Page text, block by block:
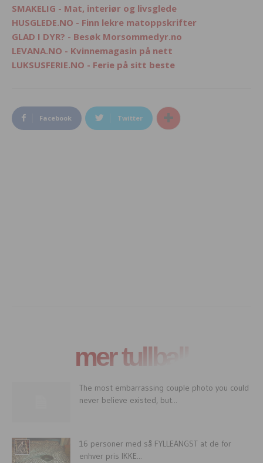
SMAKELIG - Mat, interiør og livsglede
HUSGLEDE.NO - Finn lekre matoppskrifter
GLAD I DYR? - Besøk Morsommedyr.no
LEVANA.NO - Kvinnemagasin på nett
LUKSUSFERIE.NO - Ferie på sitt beste
Facebook Twitter
mer tullball
The most embarrassing couple photo you could
never believe existed, but...
16 personer med så FYLLEANGST at de for
enhver pris IKKE...